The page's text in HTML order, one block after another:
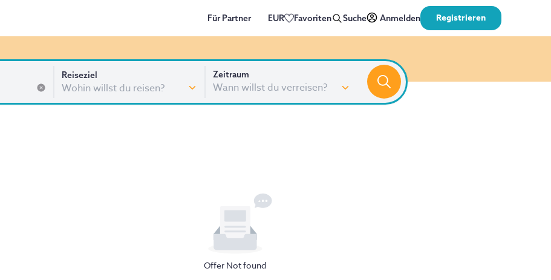
Für Partner EUR Favoriten Suche Anmelden Registrieren
Reiseziel Zeitraum
Wann willst du verreisen?
Offer Not found